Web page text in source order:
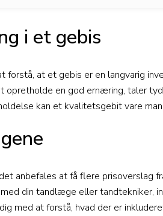
i et gebis
forstå, at et gebis er en langvarig
opretholde en god ernæring, taler
kan et kvalitetsgebit vare
anbefales at få flere prisoverslag
din tandlæge eller tandtekniker,
med at forstå, hvad der er